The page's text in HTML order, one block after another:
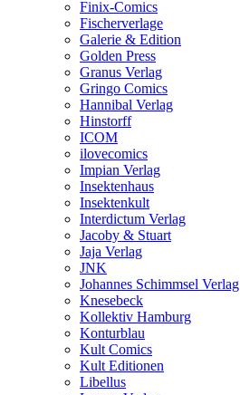
Finix-Comics
Fischerverlage
Galerie & Edition
Golden Press
Granus Verlag
Gringo Comics
Hannibal Verlag
Hinstorff
ICOM
ilovecomics
Impian Verlag
Insektenhaus
Insektenkult
Interdictum Verlag
Jacoby & Stuart
Jaja Verlag
JNK
Johannes Schimmsel Verlag
Knesebeck
Kollektiv Hamburg
Konturblau
Kult Comics
Kult Editionen
Libellus